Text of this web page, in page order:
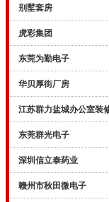
别墅套房
虎彩集团
东莞为勤电子
华贝厚街厂房
江苏群力盐城办公室装
东莞群光电子
深圳信立泰药业
赣州市秋田微电子